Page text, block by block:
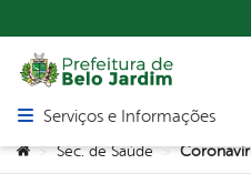
Abrir menu principal de
Serviços e Informações
Você está aqui:
> Sec. de Saúde >